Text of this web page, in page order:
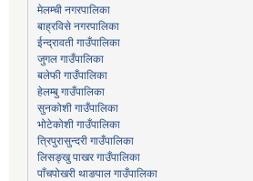
मेलम्ची नगरपालिका
बाह्रविसे नगरपालिका
ईन्द्रावती गाउँपालिका
जुगल गाउँपालिका
बलेफी गाउँपालिका
हेलम्बु गाउँपालिका
सुनकोशी गाउँपालिका
भोटेकोशी गाउँपालिका
त्रिपुरासुन्दरी गाउँपालिका
लिसङ्खु पाखर गाउँपालिका
पाँचपोखरी थाङपाल गाउँपालिका